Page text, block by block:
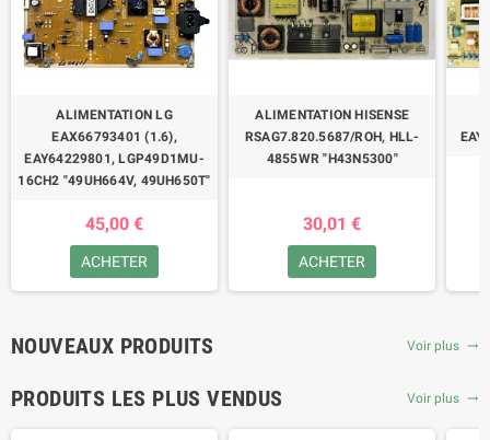
ALIMENTATION LG
EAX66793401 (1.6),
EAY64229801, LGP49D1MU-
16CH2 "49UH664V, 49UH650T"
45,00 €
ACHETER
ALIMENTATION HISENSE
RSAG7.820.5687/ROH, HLL-
4855WR "H43N5300"
30,01 €
ACHETER
NOUVEAUX PRODUITS Voir plus trending_flat
PRODUITS LES PLUS VENDUS Voir plus trending_flat